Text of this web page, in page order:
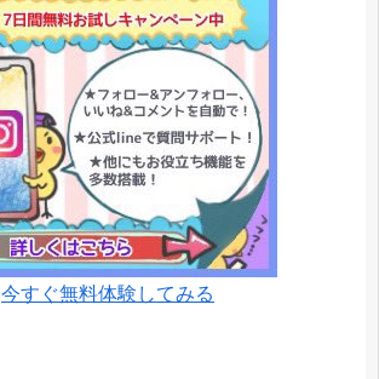
今すぐ無料体験してみる